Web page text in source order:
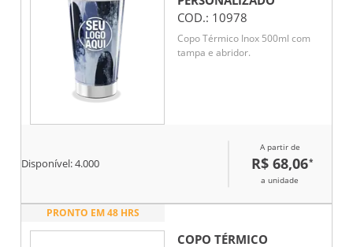
COD.: 10978
Copo Térmico Inox 500ml com
tampa e abridor.
Disponível:4.000
A partir de
R$ 68,06*
a unidade
PRONTO EM 48 HRS
COPO TÉRMICO